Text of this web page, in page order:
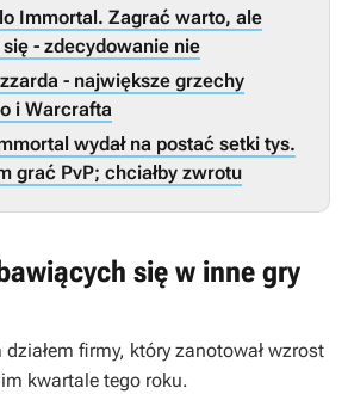
Immortal. Zagrać warto, ale
- zdecydowanie nie
- największe grzechy
i Warcrafta
wydał na postać setki tys.
grać PvP; chciałby zwrotu
się w inne gry
działem firmy, który zanotował wzrost
kwartale tego roku.